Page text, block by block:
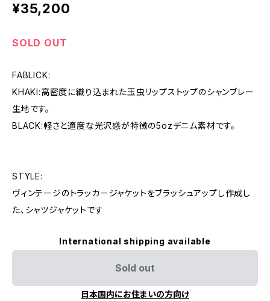
¥35,200
SOLD OUT
FABLICK:
KHAKI:高密度に織り込まれた玉虫リップストップのシャンブレー
生地です。
BLACK:軽さと適度な光沢感が特徴の5ozデニム素材です。
STYLE:
ヴィンテージのトラッカージャケットをブラッシュアップし作成し
た、シャツジャケットです
International shipping available
Sold out
日本国内にお住まいの方向け